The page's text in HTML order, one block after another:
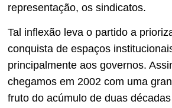
representação, os sindicatos.
Tal inflexão leva o partido a
conquista de espaços
principalmente aos governos.
chegamos em 2002 com uma
fruto do acúmulo de duas